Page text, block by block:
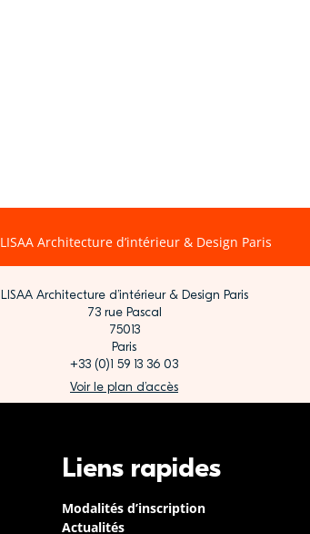
LISAA Architecture d’intérieur & Design Paris
LISAA Architecture d’intérieur & Design Paris
73 rue Pascal
75013
Paris
+33 (0)1 59 13 36 03
Voir le plan d’accès
Liens rapides
Modalités d’inscription
Actualités